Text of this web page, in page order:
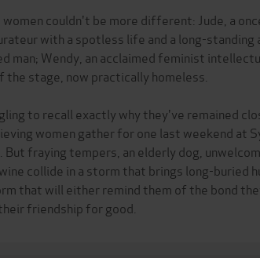
women couldn't be more different: Jude, a
with a spotless life and a long-standing
man; Wendy, an acclaimed feminist
the stage, now practically homeless.
to recall exactly why they've remained
women gather for one last weekend at
But fraying tempers, an elderly dog,
collide in a storm that brings long-buried
that will either remind them of the bond